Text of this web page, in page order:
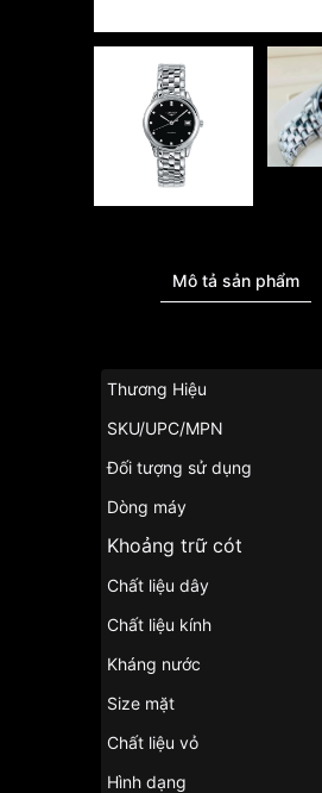
Mô tả sản phẩm
Thương Hiệu
SKU/UPC/MPN
Đối tượng sử dụng
Dòng máy
Khoảng trữ cót
Chất liệu dây
Chất liệu kính
Kháng nước
Size mặt
Chất liệu vỏ
Hình dạng